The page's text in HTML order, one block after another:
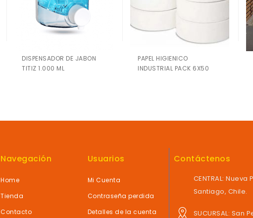
DISPENSADOR DE JABON
TITIZ 1.000 ML
PAPEL HIGIENICO
INDUSTRIAL PACK 6X50
Navegación
Home
Tienda
Contacto
Usuarios
Mi Cuenta
Contraseña perdida
Detalles de la cuenta
Contáctenos
CENTRAL: Nueva
Santiago, Chile.
SUCURSAL: San